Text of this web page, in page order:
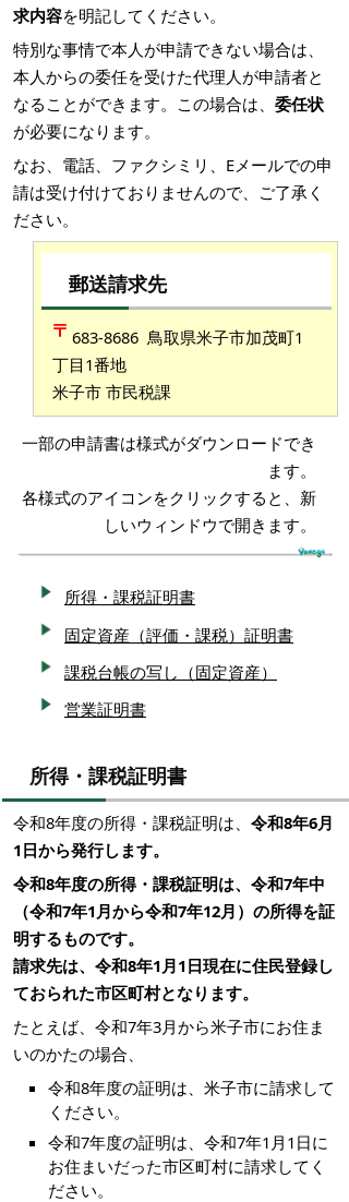
求内容を明記してください。
特別な事情で本人が申請できない場合は、
本人からの委任を受けた代理人が申請者と
なることができます。この場合は、 委任状
が必要になります。
なお、電話、ファクシミリ、Eメールでの申
請は受け付けておりませんので、ご了承く
ださい。
郵送請求先
683-8686 鳥取県米子市加茂町1
丁目1番地
米子市 市民税課
一部の申請書は様式がダウンロードでき
ます。
各様式のアイコンをクリックすると、新
しいウィンドウで開きます。
所得・課税証明書
固定資産（評価・課税）証明書
課税台帳の写し（固定資産）
営業証明書
所得・課税証明書
令和8年度の所得・課税証明は、 令和8年6月
1日から発行します。
令和8年度の所得・課税証明は、令和7年中
（令和7年1月から令和7年12月）の所得を証
明するものです。
請求先は、令和8年1月1日現在に住民登録し
ておられた市区町村となります。
たとえば、令和7年3月から米子市にお住ま
いのかたの場合、
令和8年度の証明は、米子市に請求して
ください。
令和7年度の証明は、令和7年1月1日に
お住まいだった市区町村に請求してく
ださい。